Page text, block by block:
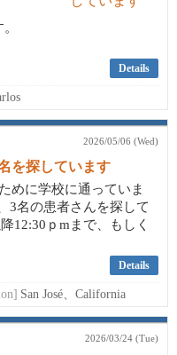
Details
2026/05/06 (Wed)
を探しています
めに学校に通っていま
3名の患者さんを探して
12:30ｐmまで、もしく
Details
San José、California
2026/03/24 (Tue)